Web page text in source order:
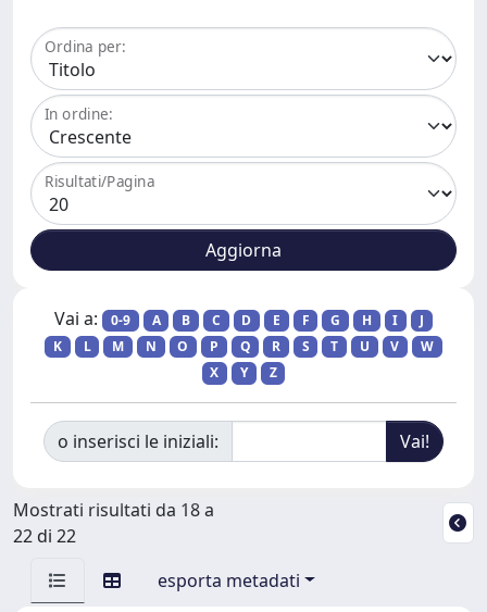
Ordina per:
In ordine:
Risultati/Pagina
Vai a: 0-9 A B C D E F G H I
J
K
L M N O P Q R S T U V
W
X
Y Z
o inserisci le iniziali:
Mostrati risultati da 18 a
22 di 22
esporta metadati